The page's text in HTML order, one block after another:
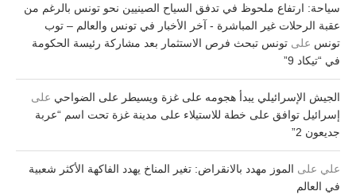
سياحة: ارتفاع ملحوظ في تدفق السياح الصينيين نحو تونس بالرغم من
عقبة الرحلات غير المباشرة - آخر الأخبار في تونس والعالم – توب
تونس على تونس تبحث فرص الاستثمار بعد مشاركة رئيسة الحكومة
في “تيكاد 9”
الجيش الإسرائيلي يبدأ هجومه على غزة ويسيطر على الضواحي على
إسرائيل توافق على خطة للاستيلاء على مدينة غزة تحت اسم “عربة
جديعون 2”
علي على الموز مهدد بالانقراض: تغير المناخ يهدد الفاكهة الأكثر شعبية
في العالم